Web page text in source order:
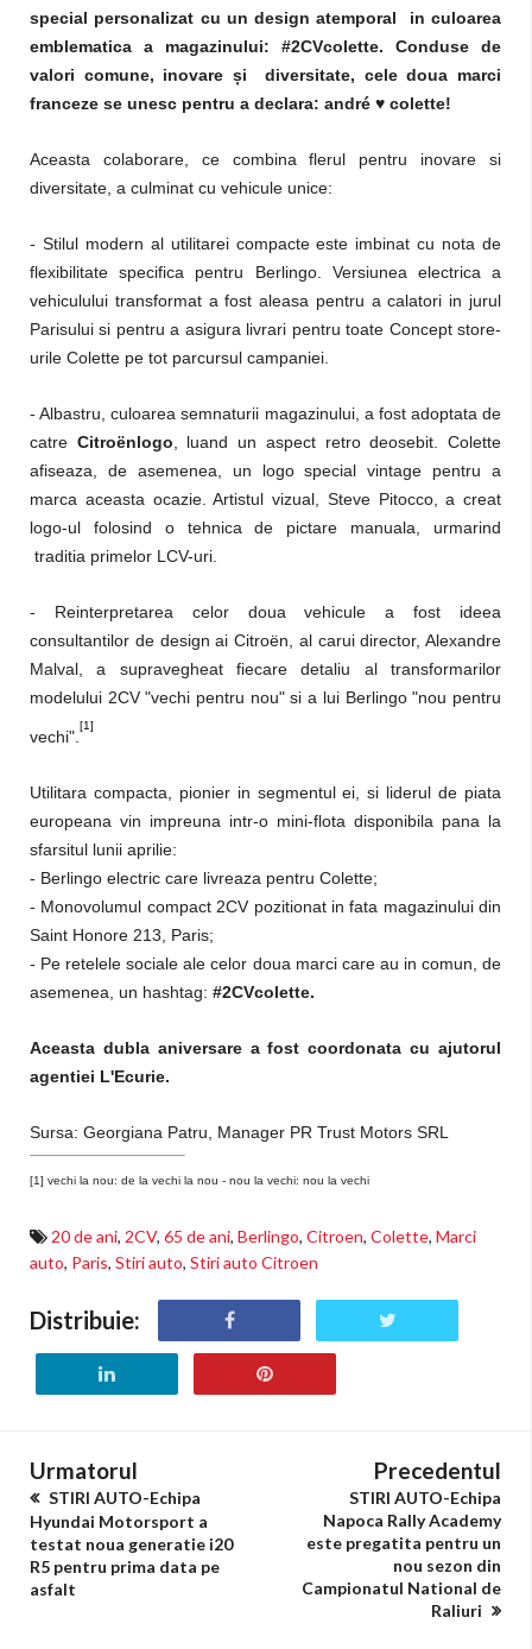
special personalizat cu un design atemporal in culoarea
emblematica a magazinului: #2CVcolette. Conduse de
valori comune, inovare și diversitate, cele doua marci
franceze se unesc pentru a declara: andré ♥ colette!
Aceasta colaborare, ce combina flerul pentru inovare si
diversitate, a culminat cu vehicule unice:
- Stilul modern al utilitarei compacte este imbinat cu nota de
flexibilitate specifica pentru Berlingo. Versiunea electrica a
vehiculului transformat a fost aleasa pentru a calatori in jurul
Parisului si pentru a asigura livrari pentru toate Concept store-
urile Colette pe tot parcursul campaniei.
- Albastru, culoarea semnaturii magazinului, a fost adoptata de
catre Citroënlogo , luand un aspect retro deosebit. Colette
afiseaza, de asemenea, un logo special vintage pentru a
marca aceasta ocazie. Artistul vizual, Steve Pitocco, a creat
logo-ul folosind o tehnica de pictare manuala, urmarind
traditia primelor LCV-uri.
- Reinterpretarea celor doua vehicule a fost ideea
consultantilor de design ai Citroën, al carui director, Alexandre
Malval, a supravegheat fiecare detaliu al transformarilor
modelului 2CV "vechi pentru nou" si a lui Berlingo "nou pentru
vechi".
[1]
Utilitara compacta, pionier in segmentul ei, si liderul de piata
europeana vin impreuna intr-o mini-flota disponibila pana la
sfarsitul lunii aprilie:
- Berlingo electric care livreaza pentru Colette;
- Monovolumul compact 2CV pozitionat in fata magazinului din
Saint Honore 213, Paris;
- Pe retelele sociale ale celor doua marci care au in comun, de
asemenea, un hashtag: #2CVcolette.
Aceasta dubla aniversare a fost coordonata cu ajutorul
agentiei L'Ecurie.
Sursa: Georgiana Patru, Manager PR Trust Motors SRL
[1] vechi la nou: de la vechi la nou - nou la vechi: nou la vechi
20 de ani, 2CV, 65 de ani, Berlingo, Citroen, Colette, Marci
auto, Paris, Stiri auto, Stiri auto Citroen
Distribuie:
Urmatorul
STIRI AUTO-Echipa
Hyundai Motorsport a
testat noua generatie i20
R5 pentru prima data pe
asfalt
Precedentul
STIRI AUTO-Echipa
Napoca Rally Academy
este pregatita pentru un
nou sezon din
Campionatul National de
Raliuri